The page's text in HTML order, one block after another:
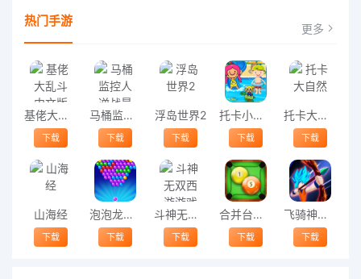
热门手游 更多
基佬大乱斗中文版
下载
马桶监控人逆战最新版
下载
浮岛世界2
下载
托卡小家海边度假最新版
下载
托卡大自然
下载
山海经
下载
泡泡龙极限大作战游戏
下载
斗神无双西游游戏
下载
合并台球游戏(merge ball party)
下载
飞骑神射手游戏
下载